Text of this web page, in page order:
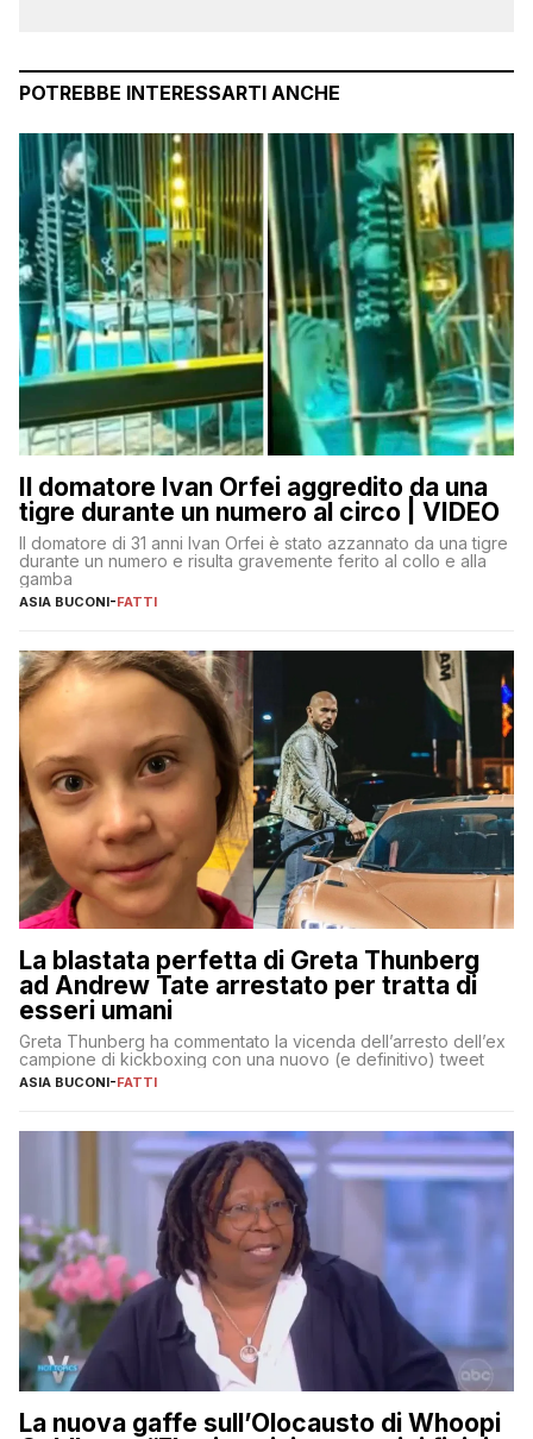
POTREBBE INTERESSARTI ANCHE
Il domatore Ivan Orfei aggredito da una
tigre durante un numero al circo | VIDEO
Il domatore di 31 anni Ivan Orfei è stato azzannato da una tigre
durante un numero e risulta gravemente ferito al collo e alla
gamba
ASIA BUCONI-FATTI
La blastata perfetta di Greta Thunberg
ad Andrew Tate arrestato per tratta di
esseri umani
Greta Thunberg ha commentato la vicenda dell’arresto dell’ex
campione di kickboxing con una nuovo (e definitivo) tweet
ASIA BUCONI-FATTI
La nuova gaffe sull’Olocausto di Whoopi